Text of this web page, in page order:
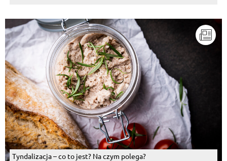
Tyndalizacja – co to jest? Na czym polega?